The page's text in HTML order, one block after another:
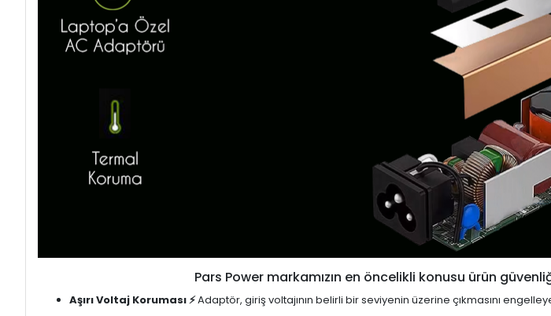
Pars Power markamızın en öncelikli konusu ürün
Aşırı Voltaj Koruması ⚡Adaptör, giriş voltajının belirli bir seviyenin üzerine çıkmasını